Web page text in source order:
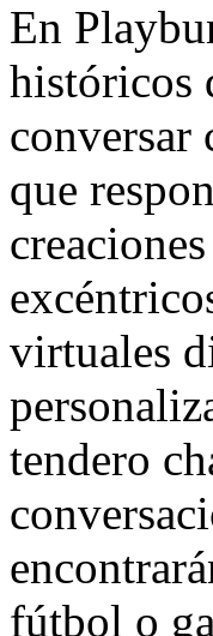
En
históricos
conversar
que
virtuales
tendero
fútbol o